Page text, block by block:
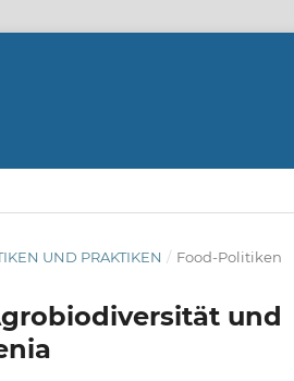
UND PRAKTIKEN / Food-Politiken
und